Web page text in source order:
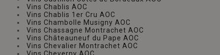
Vins Chablis AOC
Vins Chablis 1er Cru AOC
Vins Chambolle Musigny AOC
Vins Chassagne Montrachet AOC
Vins Châteauneuf du Pape AOC
Vins Chevalier Montrachet AOC